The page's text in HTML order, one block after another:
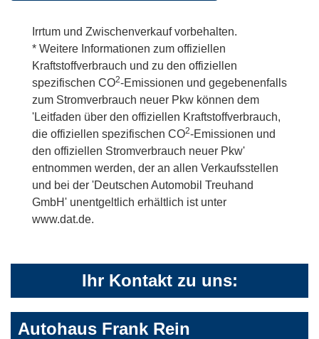
Irrtum und Zwischenverkauf vorbehalten.
* Weitere Informationen zum offiziellen
Kraftstoffverbrauch und zu den offiziellen
spezifischen CO2-Emissionen und gegebenenfalls
zum Stromverbrauch neuer Pkw können dem
'Leitfaden über den offiziellen Kraftstoffverbrauch,
die offiziellen spezifischen CO2-Emissionen und
den offiziellen Stromverbrauch neuer Pkw'
entnommen werden, der an allen Verkaufsstellen
und bei der 'Deutschen Automobil Treuhand
GmbH' unentgeltlich erhältlich ist unter
www.dat.de.
Ihr Kontakt zu uns:
Autohaus Frank Rein